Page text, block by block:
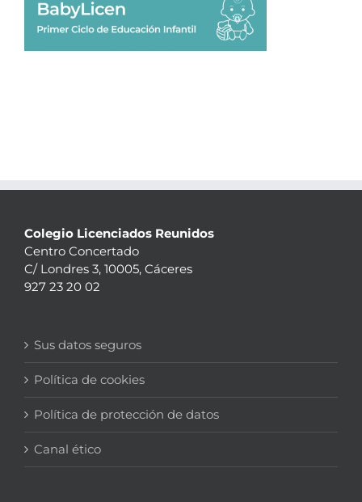
Colegio Licenciados Reunidos
Centro Concertado
C/ Londres 3, 10005, Cáceres
927 23 20 02
Sus datos seguros
Política de cookies
Política de protección de datos
Canal ético